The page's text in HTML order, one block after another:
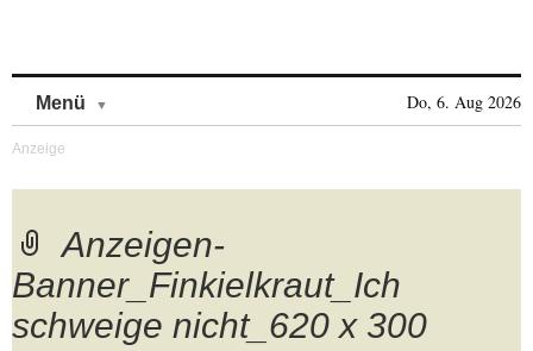
Menü Do, 6. Aug 2026
Anzeigen-
Banner_Finkielkraut_Ich
schweige nicht_620 x 300